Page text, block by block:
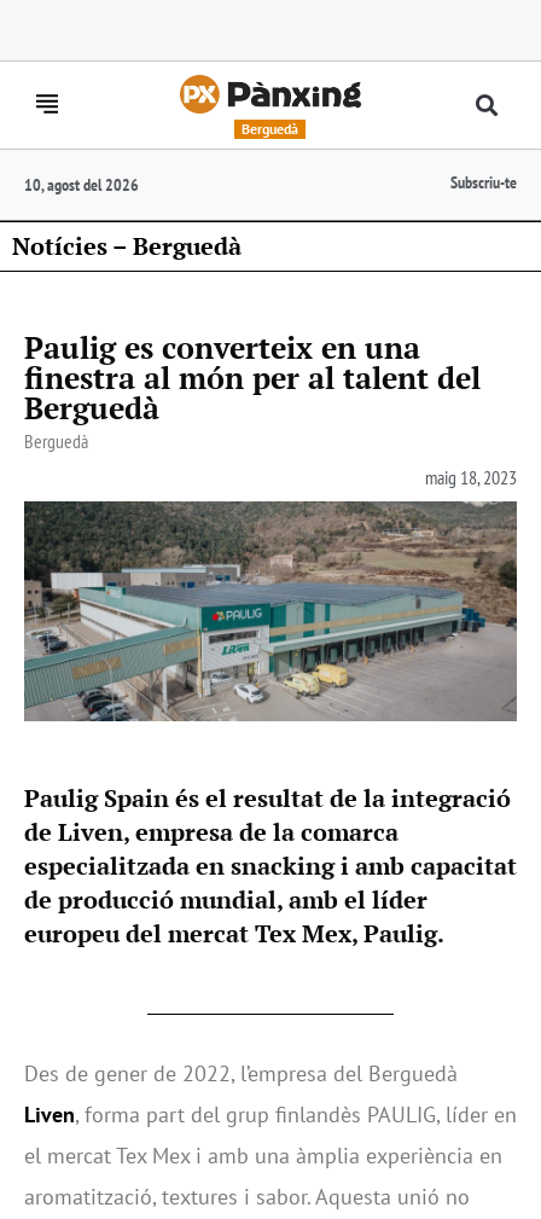
Berguedà
10, agost del 2026 Subscriu-te
Notícies – Berguedà
Paulig es converteix en una
finestra al món per al talent del
Berguedà
Berguedà
maig 18, 2023
Paulig Spain és el resultat de la integració
de Liven, empresa de la comarca
especialitzada en snacking i amb capacitat
de producció mundial, amb el líder
europeu del mercat Tex Mex, Paulig.
Des de gener de 2022, l’empresa del Berguedà
Liven, forma part del grup finlandès PAULIG, líder en
el mercat Tex Mex i amb una àmplia experiència en
aromatització, textures i sabor. Aquesta unió no